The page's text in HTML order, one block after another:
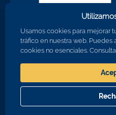
Consiento en recibir comunicaciones sobre los
Aceptar Cerrar
Usamos cookies para mejorar
tráfico en nuestra web. Puedes
cookies no esenciales.